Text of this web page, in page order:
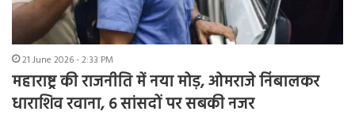
21 June 2026 - 2:33 PM
महाराष्ट्र की राजनीति में नया मोड़, ओमराजे निंबालकर
धाराशिव रवाना, 6 सांसदों पर सबकी नजर